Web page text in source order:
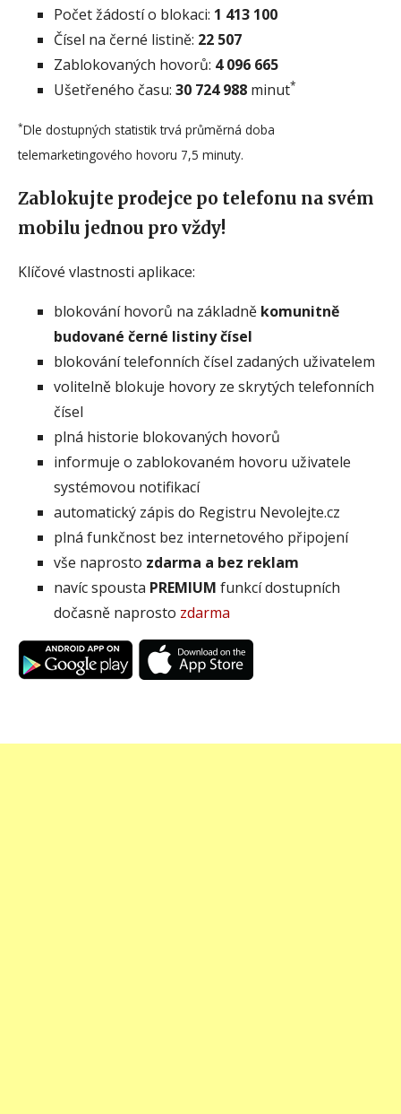
Počet žádostí o blokaci: 1 413 100
Čísel na černé listině: 22 507
Zablokovaných hovorů: 4 096 665
Ušetřeného času: 30 724 988 minut*
*Dle dostupných statistik trvá průměrná doba
telemarketingového hovoru 7,5 minuty.
Zablokujte prodejce po telefonu na svém
mobilu jednou pro vždy!
Klíčové vlastnosti aplikace:
blokování hovorů na základně komunitně
budované černé listiny čísel
blokování telefonních čísel zadaných uživatelem
volitelně blokuje hovory ze skrytých telefonních
čísel
plná historie blokovaných hovorů
informuje o zablokovaném hovoru uživatele
systémovou notifikací
automatický zápis do Registru Nevolejte.cz
plná funkčnost bez internetového připojení
vše naprosto zdarma a bez reklam
navíc spousta PREMIUM funkcí dostupních
dočasně naprosto zdarma